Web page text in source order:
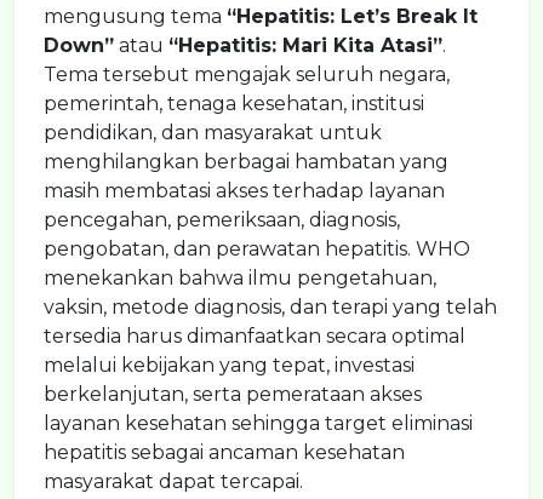
mengusung tema “Hepatitis: Let’s Break It
Down” atau “Hepatitis: Mari Kita Atasi”.
Tema tersebut mengajak seluruh negara,
pemerintah, tenaga kesehatan, institusi
pendidikan, dan masyarakat untuk
menghilangkan berbagai hambatan yang
masih membatasi akses terhadap layanan
pencegahan, pemeriksaan, diagnosis,
pengobatan, dan perawatan hepatitis. WHO
menekankan bahwa ilmu pengetahuan,
vaksin, metode diagnosis, dan terapi yang telah
tersedia harus dimanfaatkan secara optimal
melalui kebijakan yang tepat, investasi
berkelanjutan, serta pemerataan akses
layanan kesehatan sehingga target eliminasi
hepatitis sebagai ancaman kesehatan
masyarakat dapat tercapai.